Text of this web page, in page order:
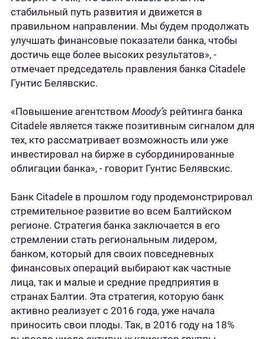
стабильный путь развития и движется в
правильном направлении. Мы будем продолжать
улучшать финансовые показатели банка, чтобы
достичь еще более высоких результатов», -
отмечает председатель правления банка Citadele
Гунтис Белявскис.
«Повышение агентством Moody’s рейтинга банка
Citadele является также позитивным сигналом для
тех, кто рассматривает возможность или уже
инвестировал на бирже в субординированные
облигации банка», - говорит Гунтис Белявскис.
Банк Citadele в прошлом году продемонстрировал
стремительное развитие во всем Балтийском
регионе. Стратегия банка заключается в его
стремлении стать региональным лидером,
банком, который для своих повседневных
финансовых операций выбирают как частные
лица, так и малые и средние предприятия в
странах Балтии. Эта стратегия, которую банк
активно реализует с 2016 года, уже начала
приносить свои плоды. Так, в 2016 году на 18%